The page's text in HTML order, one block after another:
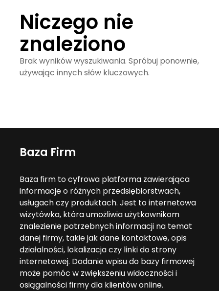
Niczego nie
znaleziono
Brak wyników wyszukiwania. Spróbuj ponownie,
używając innych słów kluczowych.
Baza Firm
Baza firm to cyfrowa platforma zawierająca
informacje o różnych przedsiębiorstwach,
usługach czy produktach. Jest to internetowa
wizytówka, która umożliwia użytkownikom
znalezienie potrzebnych informacji na temat
danej firmy, takie jak dane kontaktowe, opis
działalności, lokalizacja czy linki do strony
internetowej. Dodanie wpisu do bazy firmowej
może pomóc w zwiększeniu widoczności i
osiągalności firmy dla klientów online.